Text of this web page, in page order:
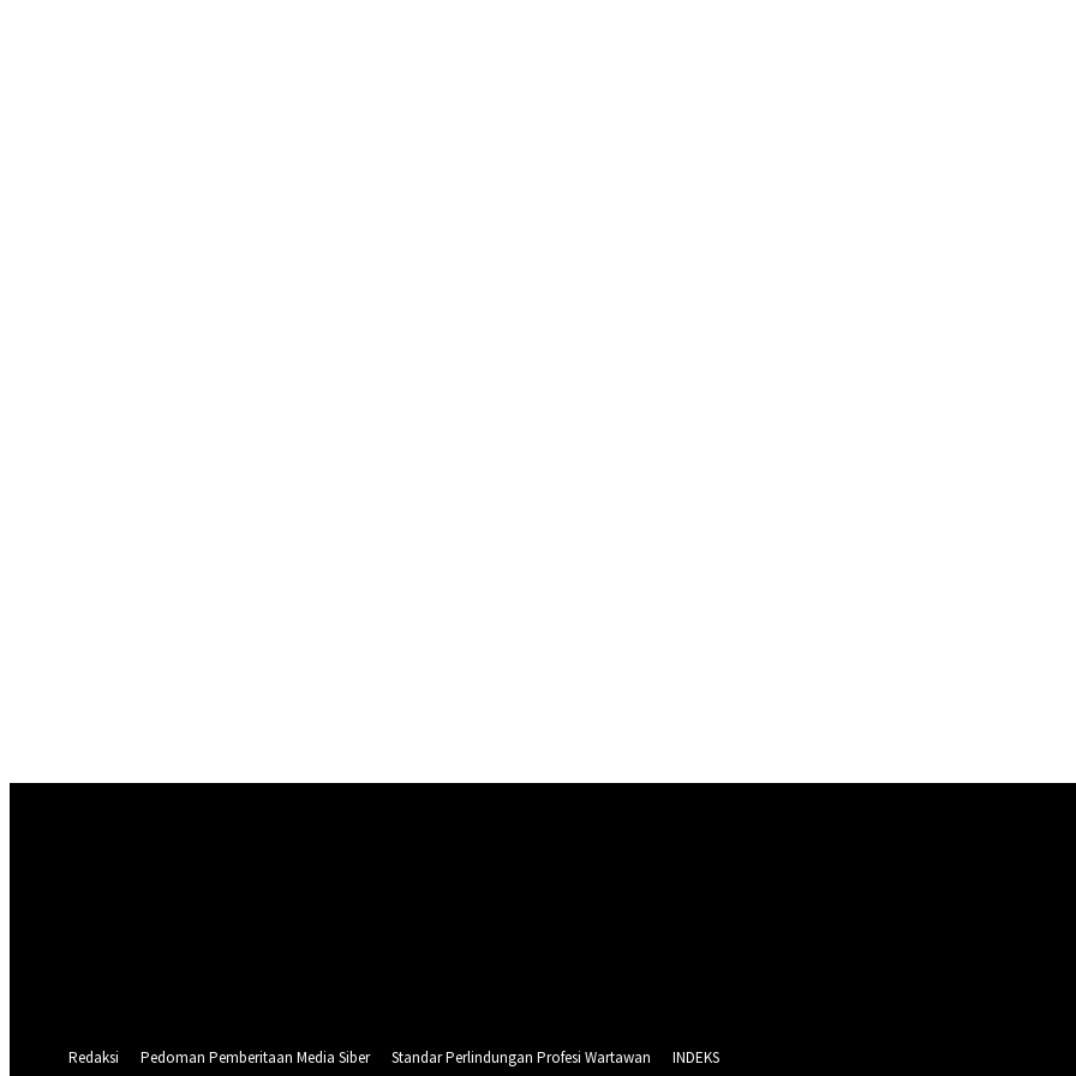
Redaksi
Pedoman Pemberitaan Media Siber Standar Perlindungan Profesi Wartawan INDEKS